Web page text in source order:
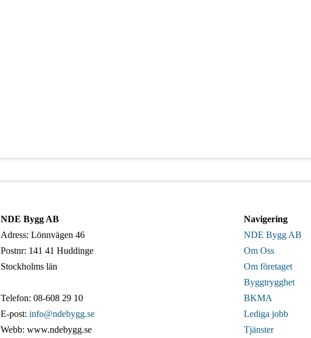
NDE Bygg AB
Adress: Lönnvägen 46
Postnr: 141 41 Huddinge
Stockholms län
Telefon: 08-608 29 10
E-post: info@ndebygg.se
Webb: www.ndebygg.se
Navigering
NDE Bygg AB
Om Oss
Om företaget
Byggtrygghet
BKMA
Lediga jobb
Tjänster